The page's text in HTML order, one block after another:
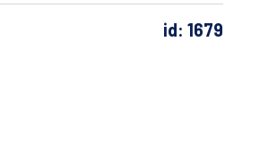
id: 1679